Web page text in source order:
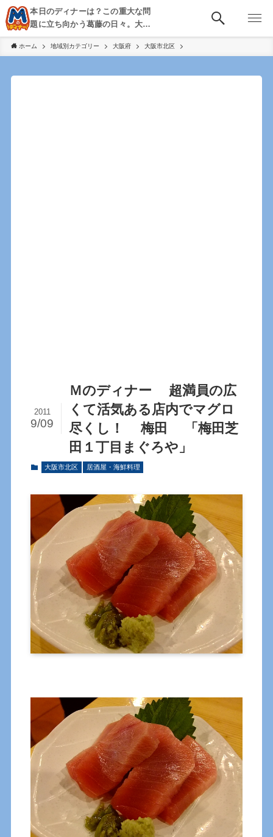
本日のディナーは？この重大な問
題に立ち向かう葛藤の日々。大
阪・京都・神戸を中心とした食べ
歩き、飲み歩きを綴る。
ホーム 地域別カテゴリー 大阪府 大阪市北区
Ｍのディナー 超満員の広
くて活気ある店内でマグロ
尽くし！ 梅田 「梅田芝
田１丁目まぐろや」
2011
9/09
大阪市北区 居酒屋・海鮮料理